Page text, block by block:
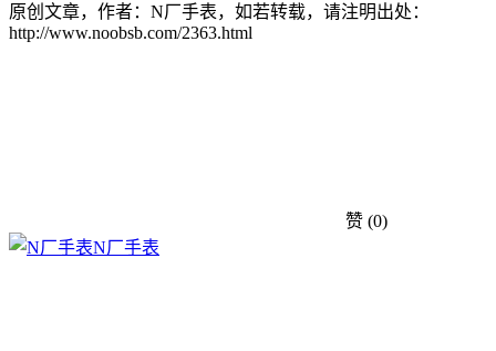
原创文章，作者：N厂手表，如若转载，请注明出处：
http://www.noobsb.com/2363.html
赞 (0)
N厂手表